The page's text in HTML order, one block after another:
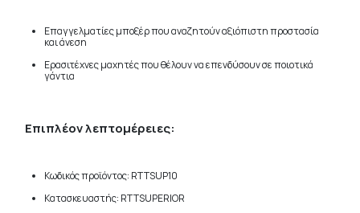
Επαγγελματίες μποξέρ που αναζητούν αξιόπιστη προστασία
και άνεση
Ερασιτέχνες μαχητές που θέλουν να επενδύσουν σε ποιοτικά
γάντια
Επιπλέον λεπτομέρειες:
Κωδικός προϊόντος: RTTSUP10
Κατασκευαστής: RTTSUPERIOR